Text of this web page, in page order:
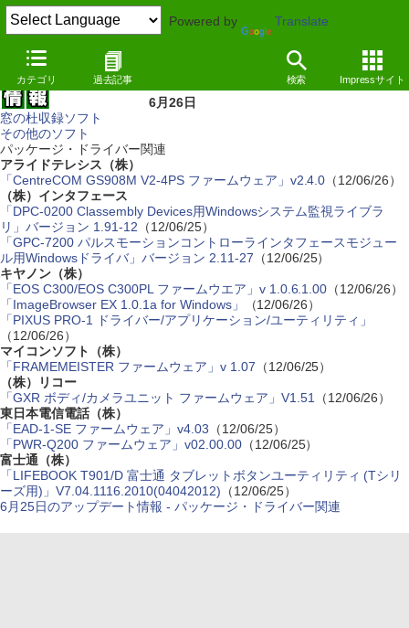
Powered by Translate
カテゴリ 過去記事 検索 Impressサイト
6月26日
窓の杜収録ソフト
その他のソフト
パッケージ・ドライバー関連
アライドテレシス（株）
「CentreCOM GS908M V2-4PS ファームウェア」v2.4.0 （12/06/26）
（株）インタフェース
「DPC-0200 Classembly Devices用Windowsシステム監視ライブラ
リ」バージョン 1.91-12 （12/06/25）
「GPC-7200 パルスモーションコントローラインタフェースモジュー
ル用Windowsドライバ」バージョン 2.11-27 （12/06/25）
キヤノン（株）
「EOS C300/EOS C300PL ファームウエア」v 1.0.6.1.00 （12/06/26）
「ImageBrowser EX 1.0.1a for Windows」
（12/06/26）
「PIXUS PRO-1 ドライバー/アプリケーション/ユーティリティ」
（12/06/26）
マイコンソフト（株）
「FRAMEMEISTER ファームウェア」v 1.07 （12/06/25）
（株）リコー
「GXR ボディ/カメラユニット ファームウェア」V1.51
（12/06/26）
東日本電信電話（株）
「EAD-1-SE ファームウェア」v4.03 （12/06/25）
「PWR-Q200 ファームウェア」v02.00.00（12/06/25）
富士通（株）
「LIFEBOOK T901/D 富士通 タブレットボタンユーティリティ (Tシリ
ーズ用)」V7.04.1116.2010(04042012) （12/06/25）
6月25日のアップデート情報 - パッケージ・ドライバー関連